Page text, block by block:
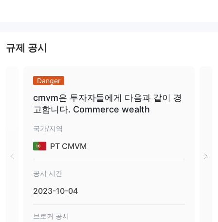
에는 런던 세션 중간에 3핍 EUR/USD 스프레드를 보여주는 작은 가
사용 가능한 거래 플랫폼
Commerce wealthmt5 거래 계정을 제공하고 데모 거래 계정을 사
용할 수 없으며 큰 단점이 있으며 그러한 기회를 제공하지 않는 중개
입금 및 출금
나열된 자금 조달 방법 Commerce wealth 신용/직불 카드, 페이팔
및 전신 송금이 포함됩니다. 또한 고객 거주 국가에 따라 다른 지불
준 1~5일 이내 . 그만큼
규제 공시
Danger
cmvm은 투자자들에게 다음과 같이 경
고합니다. Commerce wealth
국가/지역
PT CMVM
공시 시간
2023-10-04
브로커 공시